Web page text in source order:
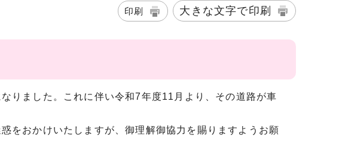
印刷 大きな文字で印刷
りました。これに伴い令和7年度11月より、その道路が車
をおかけいたしますが、御理解御協力を賜りますようお願